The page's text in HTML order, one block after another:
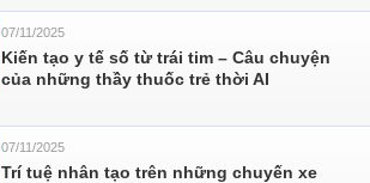
07/11/2025
Kiến tạo y tế số từ trái tim – Câu chuyện
của những thầy thuốc trẻ thời AI
07/11/2025
Trí tuệ nhân tạo trên những chuyến xe